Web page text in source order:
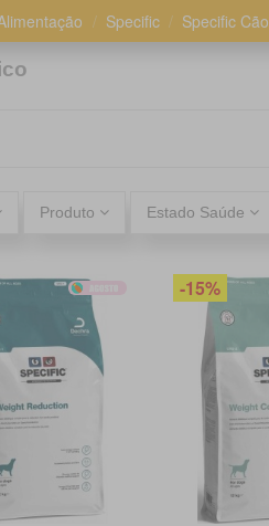
Specific Specific Cão
Produto Estado Saúde
-15%